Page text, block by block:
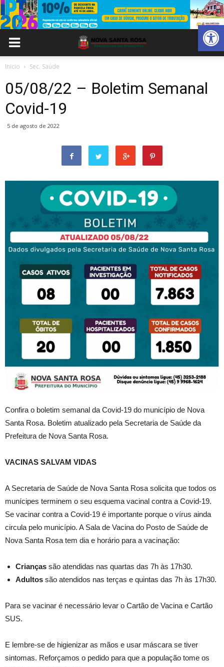
Abrir
Inicio Sec. Saúde
05/08/22 – Boletim Semanal
Covid-19
5 de agosto de 2022
Confira o boletim semanal da Covid-19 do município de Nova
Santa Rosa. Boletim atualizado pela Secretaria de Saúde da
Prefeitura de Nova Santa Rosa.
VACINAS SALVAM VIDAS
A Secretaria de Saúde de Nova Santa Rosa solicita que todos os
munícipes terminem o seu esquema vacinal contra a Covid-19.
Se vacinar contra a Covid-19 é importante porque o vírus ainda
circula pelo município. A Sala de Vacina do Posto de Saúde de
Nova Santa Rosa tem dia e horário para a vacinação:
Crianças são atendidas nas quartas das 7h às 17h30.
Adultos são atendidos nas terças e quintas das 7h às 17h30.
Para se vacinar é necessário levar o Cartão de Vacina e Cartão
SUS.
E lembre-se de higienizar as mãos e usar máscara se tiver
sintomas. Reforçamos o pedido para que a população tome os